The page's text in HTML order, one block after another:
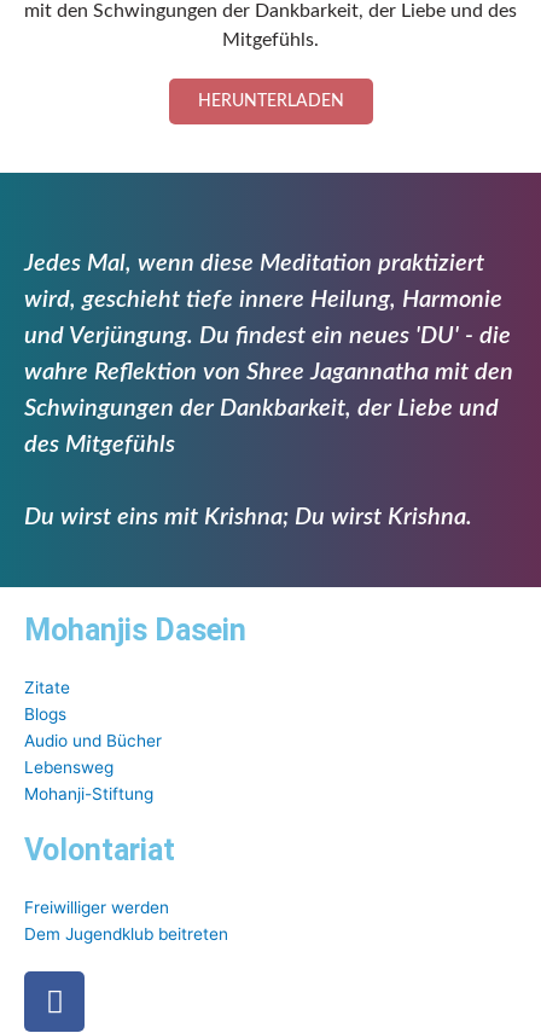
mit den Schwingungen der Dankbarkeit, der Liebe und des
Mitgefühls.
HERUNTERLADEN
Jedes Mal, wenn diese Meditation praktiziert
wird, geschieht tiefe innere Heilung, Harmonie
und Verjüngung. Du findest ein neues 'DU' - die
wahre Reflektion von Shree Jagannatha mit den
Schwingungen der Dankbarkeit, der Liebe und
des Mitgefühls
Du wirst eins mit Krishna; Du wirst Krishna.
Mohanjis Dasein
Zitate
Blogs
Audio und Bücher
Lebensweg
Mohanji-Stiftung
Volontariat
Freiwilliger werden
Dem Jugendklub beitreten
Facebook
Youtube
Twitter
Instagram